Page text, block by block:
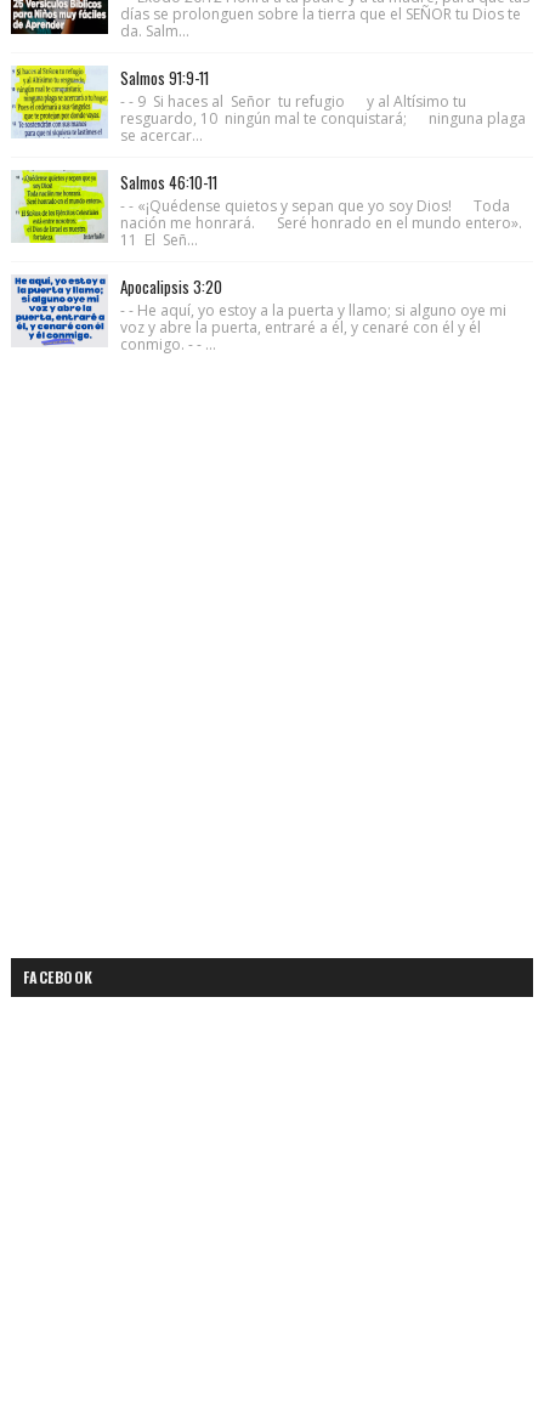
días se prolonguen sobre la tierra que el SEÑOR tu Dios te
da. Salm...
Salmos 91:9-11
- - 9 Si haces al Señor tu refugio y al Altísimo tu
resguardo, 10 ningún mal te conquistará; ninguna plaga
se acercar...
Salmos 46:10-11
- - «¡Quédense quietos y sepan que yo soy Dios! Toda
nación me honrará. Seré honrado en el mundo entero».
11 El Señ...
Apocalipsis 3:20
- - He aquí, yo estoy a la puerta y llamo; si alguno oye mi
voz y abre la puerta, entraré a él, y cenaré con él y él
conmigo. - - ...
FACEBOOK